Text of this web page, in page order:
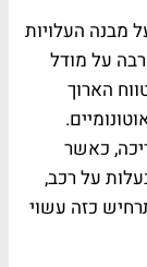
מבנה העלויות
על מודל
הארוך
כאשר
על רכב,
כזה עשוי